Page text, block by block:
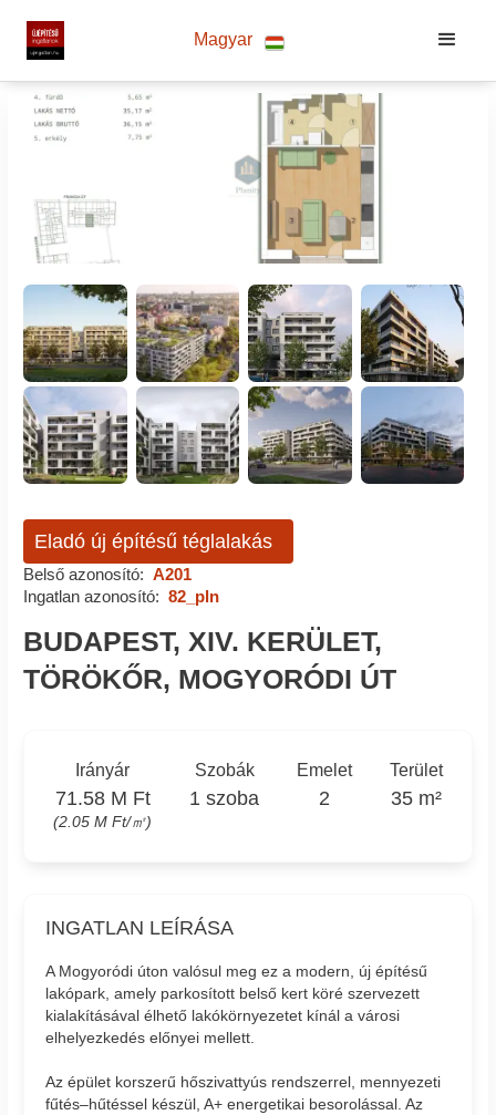
Magyar
Eladó új építésű téglalakás
Belső azonosító: A201
Ingatlan azonosító: 82_pln
BUDAPEST, XIV. KERÜLET,
TÖRÖKŐR, MOGYORÓDI ÚT
Irányár
71.58 M Ft
(2.05 M Ft/㎡)
Szobák
1 szoba
Emelet
2
Terület
35 m²
INGATLAN LEÍRÁSA
A Mogyoródi úton valósul meg ez a modern, új építésű
lakópark, amely parkosított belső kert köré szervezett
kialakításával élhető lakókörnyezetet kínál a városi
elhelyezkedés előnyei mellett.
Az épület korszerű hőszivattyús rendszerrel, mennyezeti
fűtés–hűtéssel készül, A+ energetikai besorolással. Az